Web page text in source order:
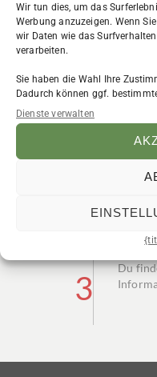
1 Go
2
​Du
3
Folge
Du
Wir tun dies, um das
Werbung anzuzeigen. Wenn
wir Daten wie das
verarbeiten.
Sie haben die Wahl Ihre
Dadurch können ggf.
Dienste verwalten